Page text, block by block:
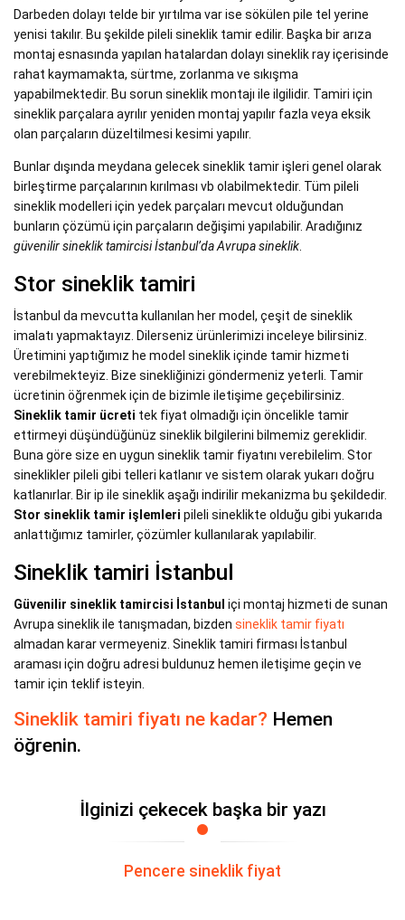
Darbeden dolayı telde bir yırtılma var ise sökülen pile tel yerine
yenisi takılır. Bu şekilde pileli sineklik tamir edilir. Başka bir arıza
montaj esnasında yapılan hatalardan dolayı sineklik ray içerisinde
rahat kaymamakta, sürtme, zorlanma ve sıkışma
yapabilmektedir. Bu sorun sineklik montajı ile ilgilidir. Tamiri için
sineklik parçalara ayrılır yeniden montaj yapılır fazla veya eksik
olan parçaların düzeltilmesi kesimi yapılır.
Bunlar dışında meydana gelecek sineklik tamir işleri genel olarak
birleştirme parçalarının kırılması vb olabilmektedir. Tüm pileli
sineklik modelleri için yedek parçaları mevcut olduğundan
bunların çözümü için parçaların değişimi yapılabilir. Aradığınız
güvenilir sineklik tamircisi İstanbul’da Avrupa sineklik
Stor sineklik tamiri
İstanbul da mevcutta kullanılan her model, çeşit de sineklik
imalatı yapmaktayız. Dilerseniz ürünlerimizi inceleye bilirsiniz.
Üretimini yaptığımız he model sineklik içinde tamir hizmeti
verebilmekteyiz. Bize sinekliğinizi göndermeniz yeterli. Tamir
ücretinin öğrenmek için de bizimle iletişime geçebilirsiniz.
Sineklik tamir ücreti tek fiyat olmadığı için öncelikle tamir
ettirmeyi düşündüğünüz sineklik bilgilerini bilmemiz gereklidir.
Buna göre size en uygun sineklik tamir fiyatını verebilelim. Stor
sineklikler pileli gibi telleri katlanır ve sistem olarak yukarı doğru
katlanırlar. Bir ip ile sineklik aşağı indirilir mekanizma bu şekildedir.
Stor sineklik tamir işlemleri pileli sineklikte olduğu gibi yukarıda
anlattığımız tamirler, çözümler kullanılarak yapılabilir.
Sineklik tamiri İstanbul
Güvenilir sineklik tamircisi İstanbul içi montaj hizmeti de sunan
Avrupa sineklik ile tanışmadan, bizden sineklik tamir fiyatı
almadan karar vermeyeniz. Sineklik tamiri firması İstanbul
araması için doğru adresi buldunuz hemen iletişime geçin ve
tamir için teklif isteyin.
Sineklik tamiri fiyatı ne kadar? Hemen
öğrenin.
İlginizi çekecek başka bir yazı
Pencere sineklik fiyat